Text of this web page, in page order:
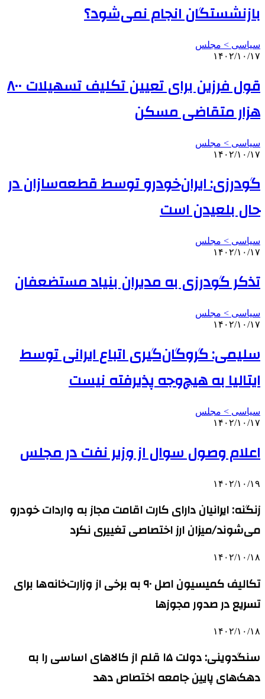
بازنشستگان انجام نمی‌شود؟
سیاسی > مجلس
۱۴۰۲/۱۰/۱۷
قول فرزین برای تعیین تکلیف تسهیلات ۸۰۰
هزار متقاضی مسکن
سیاسی > مجلس
۱۴۰۲/۱۰/۱۷
گودرزی: ایران‌خودرو توسط قطعه‌سازان در
حال بلعیدن است
سیاسی > مجلس
۱۴۰۲/۱۰/۱۷
تذکر گودرزی به مدیران بنیاد مستضعفان
سیاسی > مجلس
۱۴۰۲/۱۰/۱۷
سلیمی: گروگان‌گیری اتباع ایرانی توسط
ایتالیا به هیچ‌وجه پذیرفته نیست
سیاسی > مجلس
۱۴۰۲/۱۰/۱۷
اعلام وصول سوال از وزیر نفت در مجلس
۱۴۰۲/۱۰/۱۹
زنگنه: ایرانیان دارای کارت اقامت مجاز به واردات خودرو
می‌شوند/میزان ارز اختصاصی تغییری نکرد
۱۴۰۲/۱۰/۱۸
تکالیف کمیسیون اصل ۹۰ به برخی از وزارت‌خانه‌ها برای
تسریع در صدور مجوزها
۱۴۰۲/۱۰/۱۸
سنگدوینی: دولت ۱۵ قلم از کالاهای اساسی را به
دهک‌های پایین جامعه اختصاص دهد